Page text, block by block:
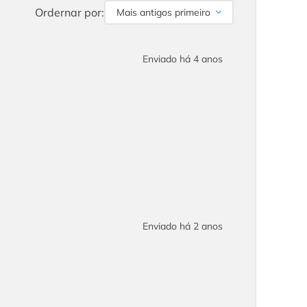
Ordernar por: Mais antigos primeiro
Enviado há 4 anos
Enviado há 2 anos